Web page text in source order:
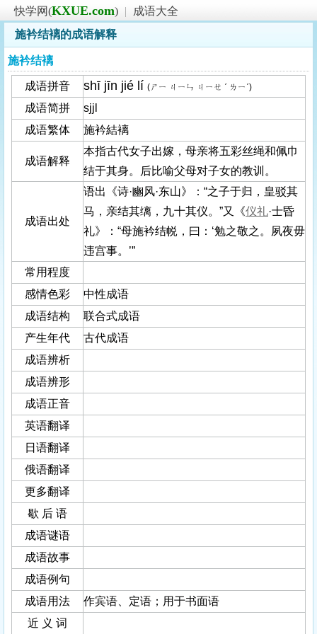
快学网(KXUE.com) |
成语大全
施衿结褵的成语解释
施衿结褵
成语拼音 shī jīn jié lí (ㄕㄧ ㄐㄧㄣ ㄐㄧㄝ ˊ ㄌㄧˊ)
成语简拼
sjjl
成语繁体
施衿結褵
成语解释
本指古代女子出嫁，母亲将五彩丝绳和佩巾
结于其身。后比喻父母对子女的教训。
成语出处
语出《诗·豳风·东山》：“之子于归，皇驳其
马，亲结其缡，九十其仪。”又《仪礼·士昏
礼》：“母施衿结帨，曰：‘勉之敬之。夙夜毋
违宫事。’”
常用程度
感情色彩
中性成语
成语结构
联合式成语
产生年代
古代成语
成语辨析
成语辨形
成语正音
英语翻译
日语翻译
俄语翻译
更多翻译
歇 后 语
成语谜语
成语故事
成语例句
成语用法
作宾语、定语；用于书面语
近 义 词